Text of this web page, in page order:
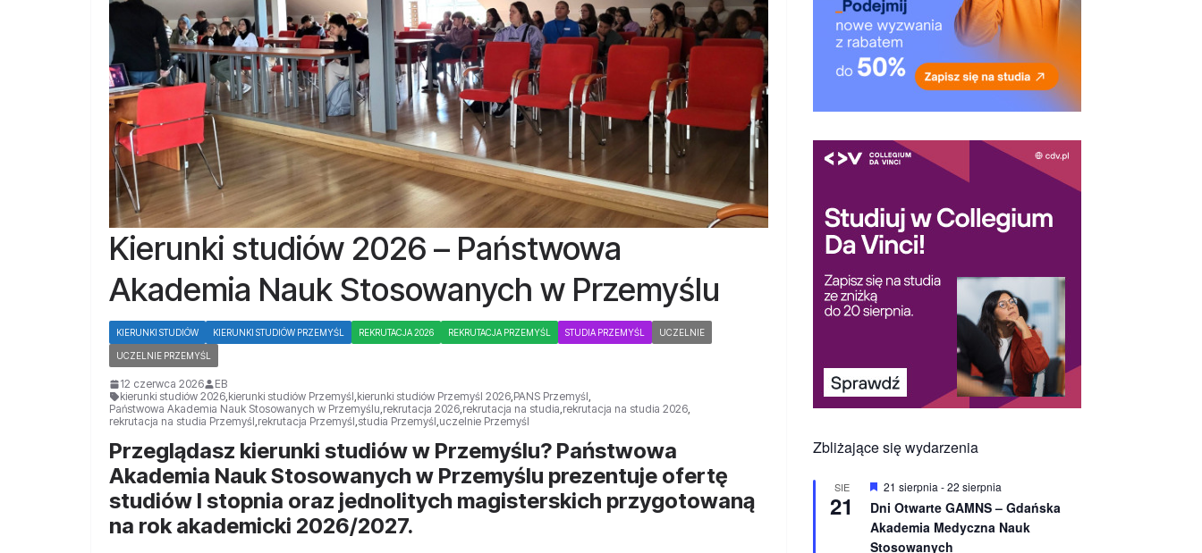
Kierunki studiów 2026 – Państwowa
Akademia Nauk Stosowanych w Przemyślu
KIERUNKI STUDIÓW KIERUNKI STUDIÓW PRZEMYŚL REKRUTACJA 2026 REKRUTACJA PRZEMYŚL STUDIA PRZEMYŚL UCZELNIE
UCZELNIE PRZEMYŚL
12 czerwca 2026
EB
kierunki studiów 2026 kierunki studiów Przemyśl kierunki studiów Przemyśl 2026 PANS Przemyśl
Państwowa Akademia Nauk Stosowanych w Przemyślu rekrutacja 2026 rekrutacja na studia rekrutacja na studia 2026
rekrutacja na studia Przemyśl rekrutacja Przemyśl studia Przemyśl uczelnie Przemyśl
Przeglądasz kierunki studiów w Przemyślu? Państwowa
Akademia Nauk Stosowanych w Przemyślu prezentuje ofertę
studiów I stopnia oraz jednolitych magisterskich przygotowaną
na rok akademicki 2026/2027.
Zbliżające się wydarzenia
SIE
21
W
r
ó
ż
21 sierpnia -22 sierpnia
Dni Otwarte GAMNS – Gdańska
Akademia Medyczna Nauk
Stosowanych